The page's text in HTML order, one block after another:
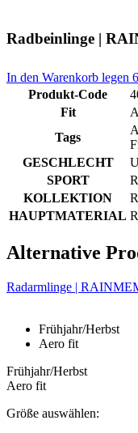
Radbeinlinge |
In den Warenkorb legen
Produkt-Code
Fit
Tags
GESCHLECHT
SPORT
KOLLEKTION
HAUPTMATERIAL
Alternative
Radarmlinge |
Frühjahr/Herbst
Aero fit
Frühjahr/Herbst
Aero fit
Größe auswählen: